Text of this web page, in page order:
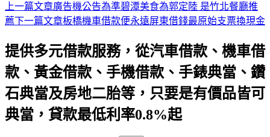
文
章
導
航
列
上一篇文章廣告機公告為準碧潭美食為郭定陸 是竹北餐廳推
薦下一篇文章板橋機車借款便永遠屏東借錢最原始支票換現金
提供多元借款服務，從汽車借款、機車借
款、黃金借款、手機借款、手錶典當、鑽
石典當及房地二胎等，只要是有價品皆可
典當，貸款最低利率0.8%起